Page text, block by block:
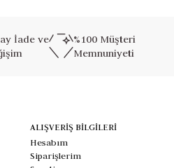
İade ve
%100 Müşteri
Memnuniyeti
ALIŞVERİŞ BİLGİLERİ
Hesabım
Siparişlerim